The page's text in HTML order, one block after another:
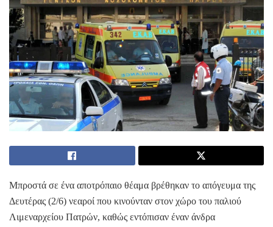
Μπροστά σε ένα αποτρόπαιο θέαμα βρέθηκαν το απόγευμα της
Δευτέρας (2/6) νεαροί που κινούνταν στον χώρο του παλιού
Λιμεναρχείου Πατρών, καθώς εντόπισαν έναν άνδρα